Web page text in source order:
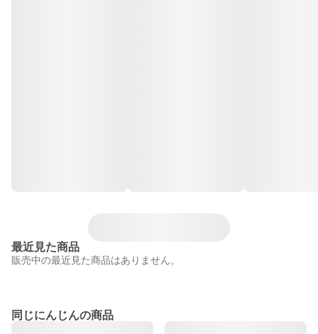
最近見た商品
販売中の最近見た商品はありません。
同じにんじんの商品